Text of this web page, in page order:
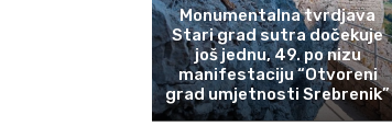
Monumentalna tvrdjava
Stari grad sutra dočekuje
još jednu, 49. po nizu
manifestaciju “Otvoreni
grad umjetnosti Srebrenik”